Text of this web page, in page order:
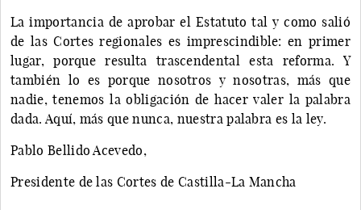
La importancia de aprobar el Estatuto tal y como salió
de las Cortes regionales es imprescindible: en primer
lugar, porque resulta trascendental esta reforma. Y
también lo es porque nosotros y nosotras, más que
nadie, tenemos la obligación de hacer valer la palabra
dada. Aquí, más que nunca, nuestra palabra es la ley.
Pablo Bellido Acevedo,
Presidente de las Cortes de Castilla-La Mancha